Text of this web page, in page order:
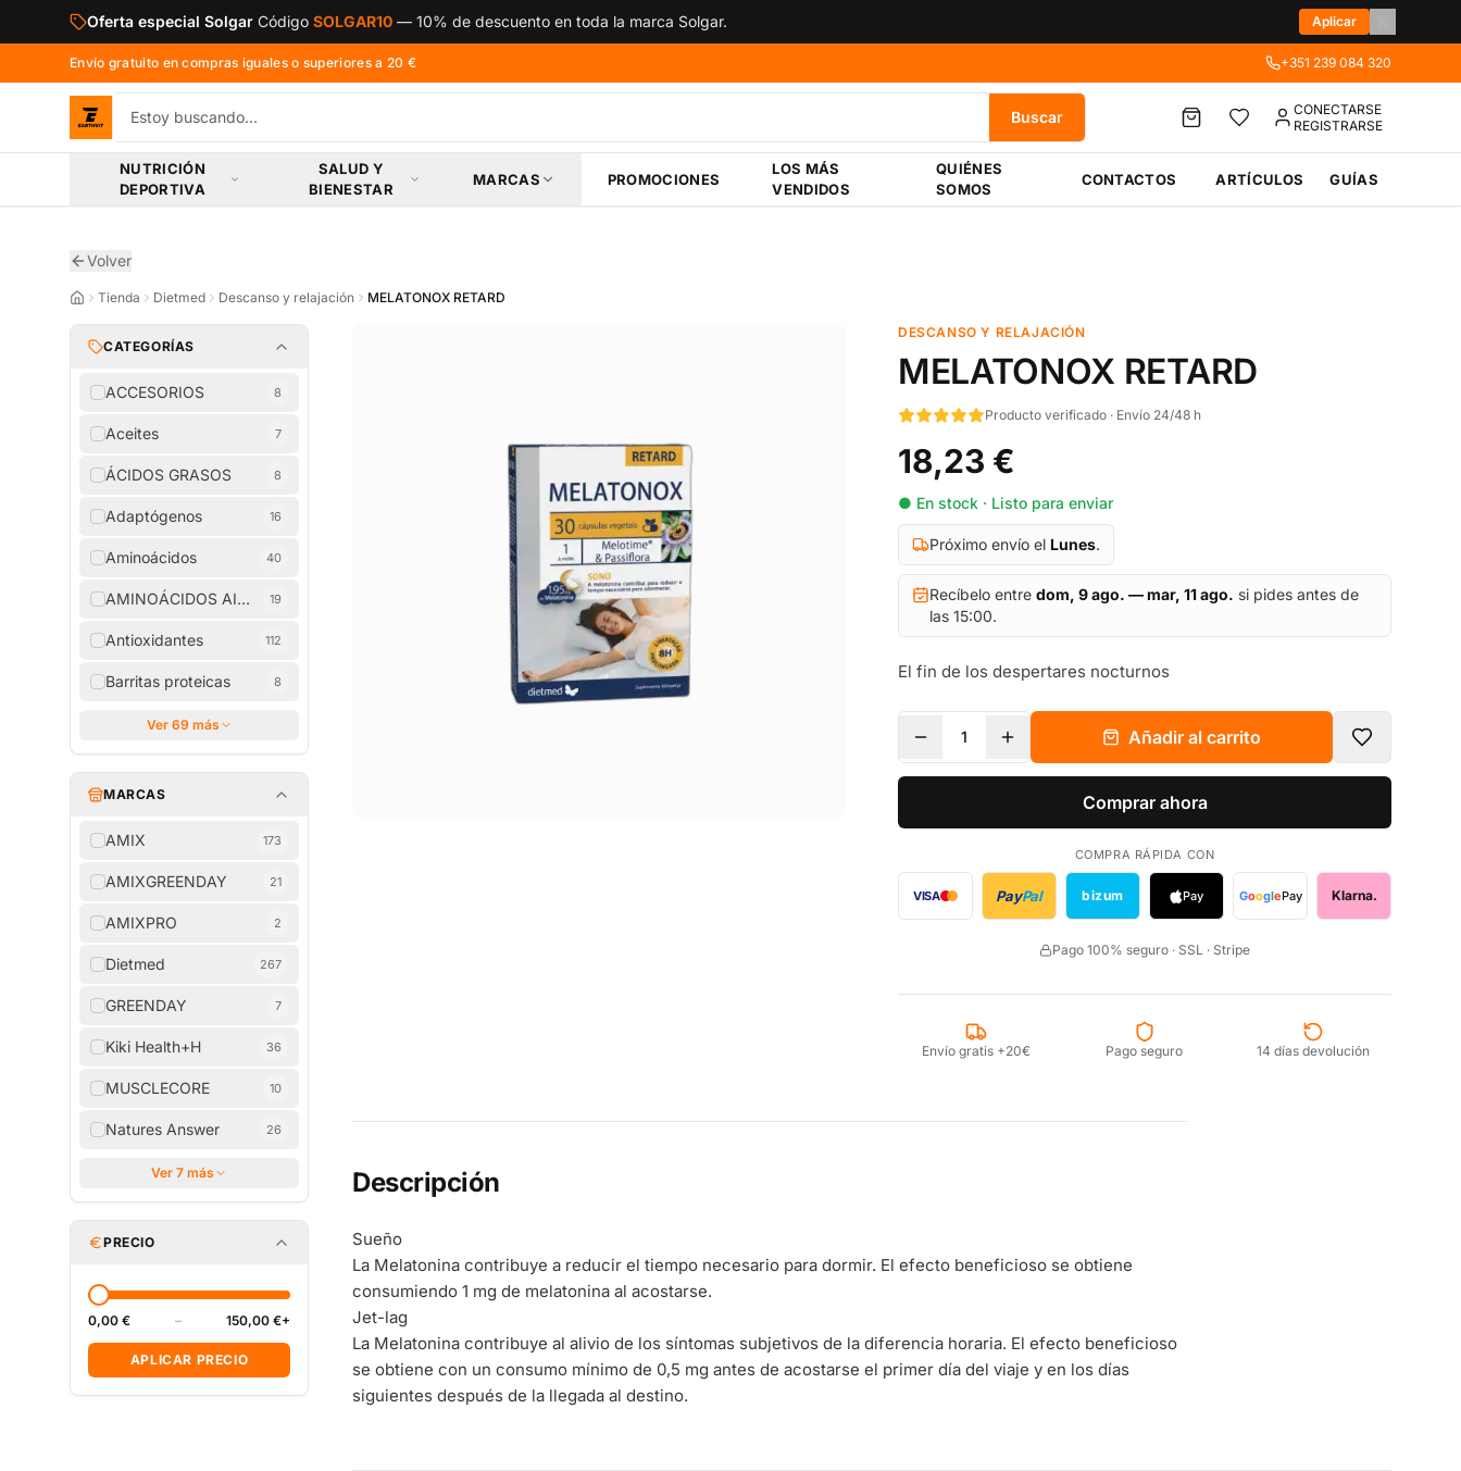
Saltar al contenido principal
Oferta especial Solgar Código SOLGAR10 — 10% de descuento en toda la marca Solgar. Aplicar
Envío gratuito en compras iguales o superiores a 20 € +351 239 084 320
Buscar
CONECTARSE
REGISTRARSE
NUTRICIÓN
DEPORTIVA
SALUD Y
BIENESTAR
MARCAS PROMOCIONES
LOS MÁS
VENDIDOS
QUIÉNES
SOMOS
CONTACTOS ARTÍCULOS GUÍAS
Volver
Tienda Dietmed Descanso y relajación MELATONOX RETARD
CATEGORÍAS
ACCESORIOS 8
Aceites 7
ÁCIDOS GRASOS 8
Adaptógenos 16
Aminoácidos 40
AMINOÁCIDOS AISLADOS
19
Antioxidantes 112
Barritas proteicas 8
Ver 69 más
MARCAS
AMIX 173
AMIXGREENDAY 21
AMIXPRO 2
Dietmed 267
GREENDAY 7
Kiki Health+H 36
MUSCLECORE 10
Natures Answer 26
Ver 7 más
PRECIO
0,00 € – 150,00 €+
APLICAR PRECIO
DESCANSO Y RELAJACIÓN
MELATONOX RETARD
Producto verificado · Envío 24/48 h
18,23 €
● En stock · Listo para enviar
Próximo envío el Lunes.
Recíbelo entre dom, 9 ago. — mar, 11 ago. si pides antes de
las 15:00.
El fin de los despertares nocturnos
1 Añadir al carrito
Comprar ahora
COMPRA RÁPIDA CON
VISA PayPal bizum Pay GooglePay Klarna.
Pago 100% seguro · SSL · Stripe
Envío gratis +20€ Pago seguro 14 días devolución
Descripción
Sueño
La Melatonina contribuye a reducir el tiempo necesario para dormir. El efecto beneficioso se obtiene
consumiendo 1 mg de melatonina al acostarse.
Jet-lag
La Melatonina contribuye al alivio de los síntomas subjetivos de la diferencia horaria. El efecto beneficioso
se obtiene con un consumo mínimo de 0,5 mg antes de acostarse el primer día del viaje y en los días
siguientes después de la llegada al destino.